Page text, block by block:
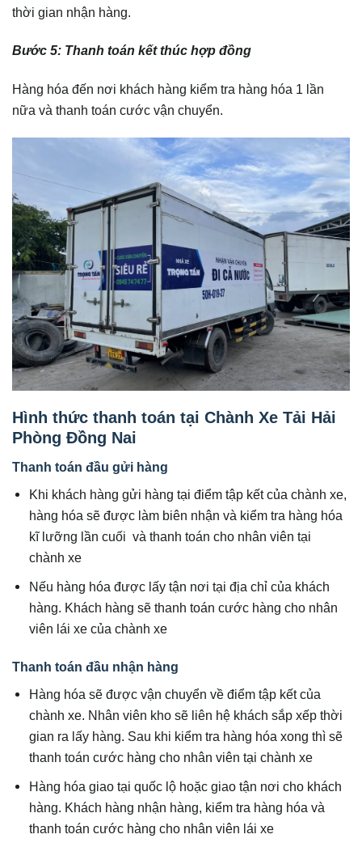
thời gian nhận hàng.
Bước 5: Thanh toán kết thúc hợp đồng
Hàng hóa đến nơi khách hàng kiểm tra hàng hóa 1 lần
nữa và thanh toán cước vận chuyển.
Hình thức thanh toán tại Chành Xe Tải Hải
Phòng Đồng Nai
Thanh toán đầu gửi hàng
Khi khách hàng gửi hàng tại điểm tập kết của chành xe,
hàng hóa sẽ được làm biên nhận và kiểm tra hàng hóa
kĩ lưỡng lần cuối và thanh toán cho nhân viên tại
chành xe
Nếu hàng hóa được lấy tận nơi tại địa chỉ của khách
hàng. Khách hàng sẽ thanh toán cước hàng cho nhân
viên lái xe của chành xe
Thanh toán đầu nhận hàng
Hàng hóa sẽ được vận chuyển về điểm tập kết của
chành xe. Nhân viên kho sẽ liên hệ khách sắp xếp thời
gian ra lấy hàng. Sau khi kiểm tra hàng hóa xong thì sẽ
thanh toán cước hàng cho nhân viên tại chành xe
Hàng hóa giao tại quốc lộ hoặc giao tận nơi cho khách
hàng. Khách hàng nhận hàng, kiểm tra hàng hóa và
thanh toán cước hàng cho nhân viên lái xe